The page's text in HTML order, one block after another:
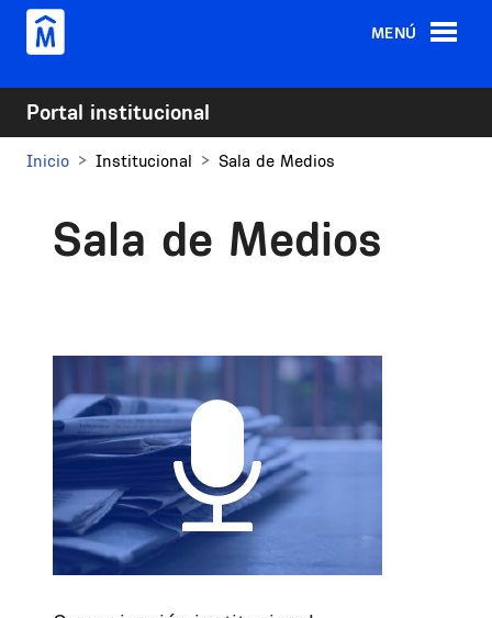
Pasar al contenido principal
MENÚ
Portal institucional
Inicio Institucional Sala de Medios
Sala de Medios